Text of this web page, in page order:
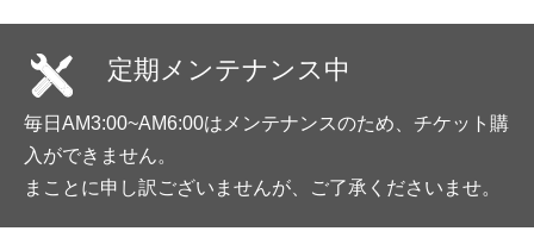
定期メンテナンス中
毎日AM3:00~AM6:00はメンテナンスのため、チケット購
入ができません。
まことに申し訳ございませんが、ご了承くださいませ。